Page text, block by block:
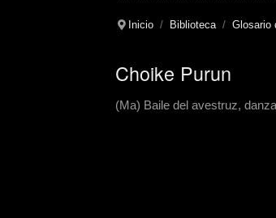
Inicio Biblioteca Glosario
Choike Purun
(Ma) Baile del avestruz,